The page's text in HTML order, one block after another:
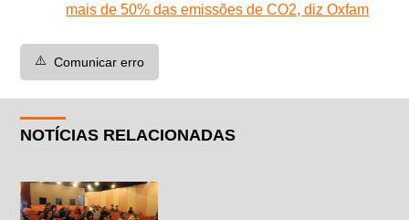
mais de 50% das emissões de CO2, diz Oxfam
⚠️ Comunicar erro
NOTÍCIAS RELACIONADAS